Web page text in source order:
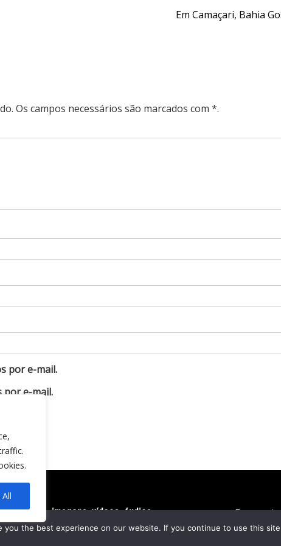
Em Camaçari, Bahia
Os campos necessários são marcados com *.
por e-mail.
por e-mail.
textos, imagens, vídeos, áudios,
do autor. © 2020 - 2024
Livre Royale News by Themebeez
Economia
you the best experience on our website. If you continue to use this